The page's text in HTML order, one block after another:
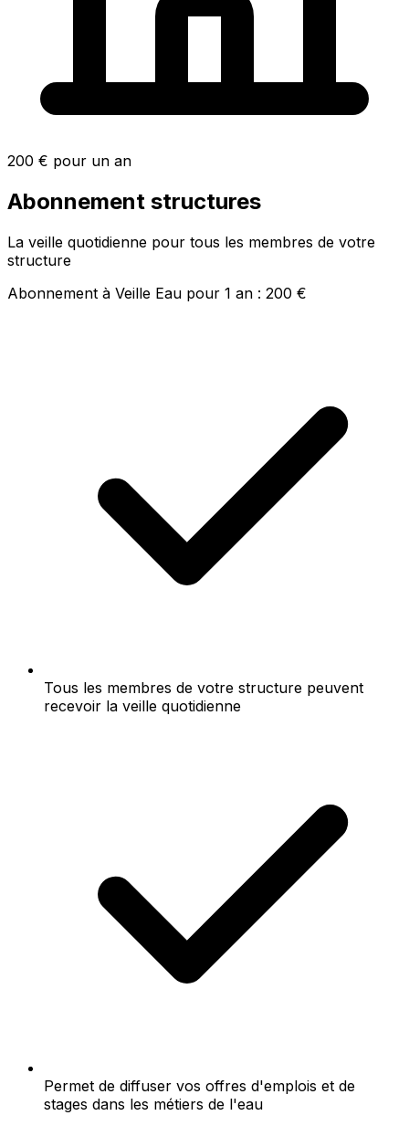
200 € pour un an
Abonnement structures
La veille quotidienne pour tous les membres de votre
structure
Abonnement à Veille Eau pour 1 an : 200 €
Tous les membres de votre structure peuvent
recevoir la veille quotidienne
Permet de diffuser vos offres d'emplois et de
stages dans les métiers de l'eau